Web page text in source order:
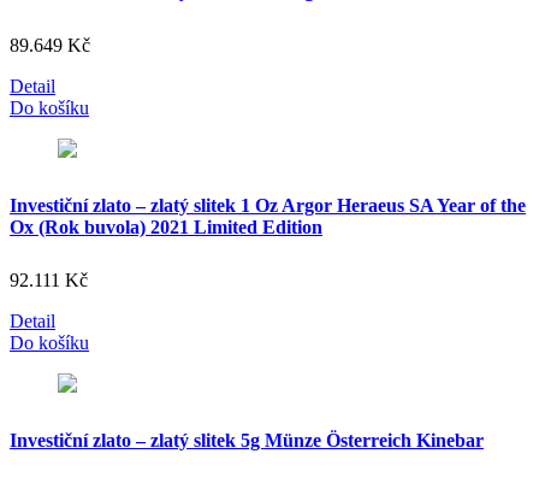
89.649 Kč
Detail
Do košíku
Investiční zlato – zlatý slitek 1 Oz Argor Heraeus SA Year of the
Ox (Rok buvola) 2021 Limited Edition
92.111 Kč
Detail
Do košíku
Investiční zlato – zlatý slitek 5g Münze Österreich Kinebar